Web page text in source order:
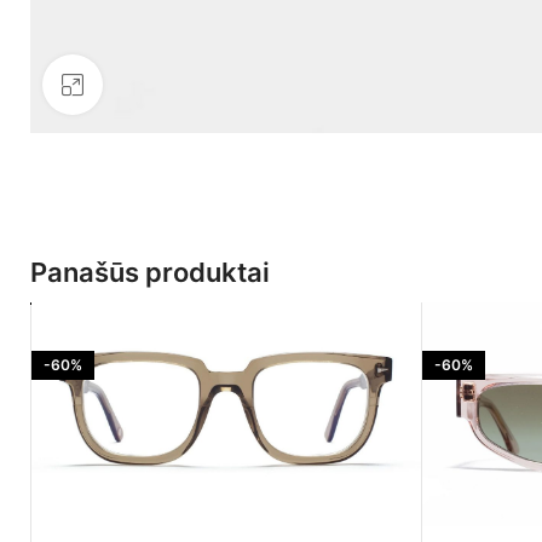
Panašūs produktai
-60% -60%